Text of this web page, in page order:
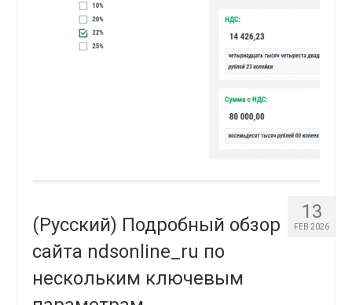
13
FEB 2026
(Русский) Подробный обзор
сайта ndsonline_ru по
нескольким ключевым